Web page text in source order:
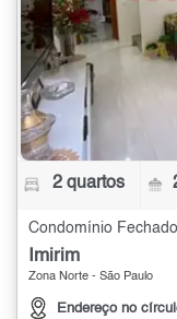
2 quartos
Condomínio
Imirim
Zona Norte - São Paulo
Endereço no